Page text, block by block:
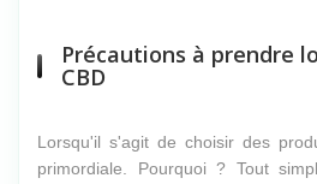
Précautions à prendre
CBD
Lorsqu'il s'agit de choisir des
primordiale. Pourquoi ? Tout